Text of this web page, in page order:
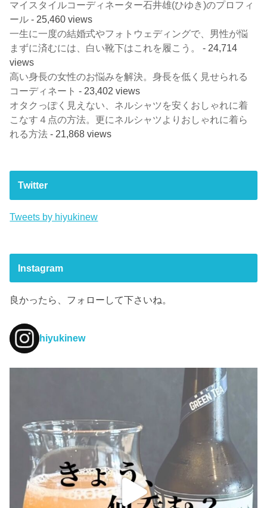
マイスタイルコーディネーター石井雄(ひゆき)のプロフィ
ール - 25,460 views
一生に一度の結婚式やフォトウェディングで、男性が悩
まずに済むには、白い靴下はこれを履こう。
- 24,714
views
高い身長の女性のお悩みを解決。身長を低く見せられる
コーディネート - 23,402 views
オタクっぽく見えない、ネルシャツを安くおしゃれに着
こなす４点の方法。更にネルシャツよりおしゃれに着ら
れる方法 - 21,868 views
Twitter
Tweets by hiyukinew
Instagram
良かったら、フォローして下さいね。
hiyukinew